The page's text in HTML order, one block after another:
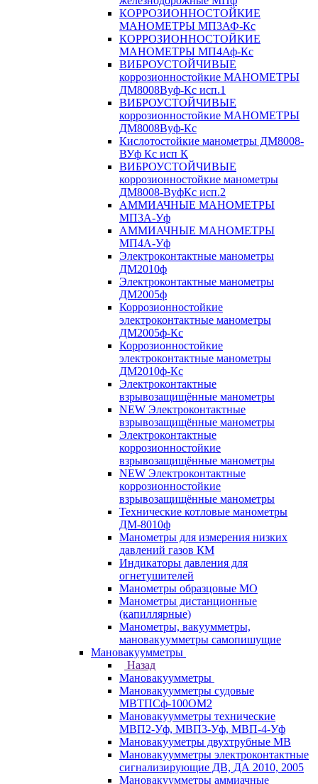
КОРРОЗИОННОСТОЙКИЕ
МАНОМЕТРЫ МП3АФ-Кс
КОРРОЗИОННОСТОЙКИЕ
МАНОМЕТРЫ МП4Аф-Кс
ВИБРОУСТОЙЧИВЫЕ
коррозионностойкие МАНОМЕТРЫ
ДМ8008Вуф-Кс исп.1
ВИБРОУСТОЙЧИВЫЕ
коррозионностойкие МАНОМЕТРЫ
ДМ8008Вуф-Кс
Кислотостойкие манометры ДМ8008-
ВУф Кс исп К
ВИБРОУСТОЙЧИВЫЕ
коррозионностойкие манометры
ДМ8008-ВуфКс исп.2
АММИАЧНЫЕ МАНОМЕТРЫ
МП3А-Уф
АММИАЧНЫЕ МАНОМЕТРЫ
МП4А-Уф
Электроконтактные манометры
ДМ2010ф
Электроконтактные манометры
ДМ2005ф
Коррозионностойкие
электроконтактные манометры
ДМ2005ф-Кс
Коррозионностойкие
электроконтактные манометры
ДМ2010ф-Кс
Электроконтактные
взрывозащищённые манометры
NEW Электроконтактные
взрывозащищённые манометры
Электроконтактные
коррозионностойкие
взрывозащищённые манометры
NEW Электроконтактные
коррозионностойкие
взрывозащищённые манометры
Технические котловые манометры
ДМ-8010ф
Манометры для измерения низких
давлений газов КМ
Индикаторы давления для
огнетушителей
Манометры образцовые МО
Манометры дистанционные
(капиллярные)
Манометры, вакуумметры,
мановакуумметры самопишущие
Мановакуумметры
Назад
Мановакуумметры
Мановакуумметры судовые
МВТПСф-100ОМ2
Мановакуумметры технические
МВП2-Уф, МВП3-Уф, МВП-4-Уф
Мановакууметры двухтрубные МВ
Мановакуумметры электроконтактные
сигнализирующие ДВ, ДА 2010, 2005
Мановакуумметры аммиачные